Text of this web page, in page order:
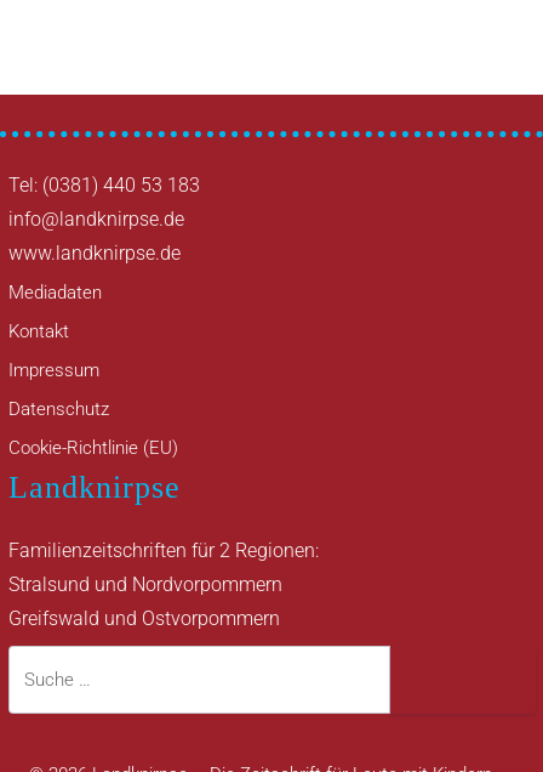
Tel: (0381) 440 53 183
info@landknirpse.de
www.landknirpse.de
Mediadaten
Kontakt
Impressum
Datenschutz
Cookie-Richtlinie (EU)
Landknirpse
Familienzeitschriften für 2 Regionen:
Stralsund und Nordvorpommern
Greifswald und Ostvorpommern
Suche